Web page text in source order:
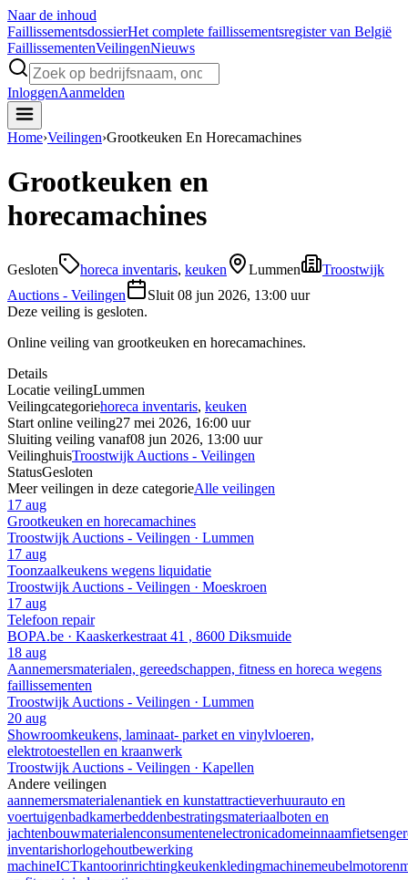
Naar de inhoud
FaillissementsdossierHet complete faillissementsregister van België
FaillissementenVeilingenNieuws
InloggenAanmelden
Home›Veilingen›Grootkeuken En Horecamachines
Grootkeuken en
horecamachines
Gesloten horeca inventaris, keuken Lummen
Troostwijk
Auctions - Veilingen
Sluit 08 jun 2026, 13:00 uur
Deze veiling is gesloten.
Online veiling van grootkeuken en horecamachines.
Details
Locatie veilingLummen
Veilingcategoriehoreca inventaris, keuken
Start online veiling27 mei 2026, 16:00 uur
Sluiting veiling vanaf08 jun 2026, 13:00 uur
VeilinghuisTroostwijk Auctions - Veilingen
StatusGesloten
Meer veilingen in deze categorieAlle veilingen
17 aug
Grootkeuken en horecamachines
Troostwijk Auctions - Veilingen · Lummen
17 aug
Toonzaalkeukens wegens liquidatie
Troostwijk Auctions - Veilingen · Moeskroen
17 aug
Telefoon repair
BOPA.be · Kaaskerkestraat 41 , 8600 Diksmuide
18 aug
Aannemersmaterialen, gereedschappen, fitness en horeca wegens
faillissementen
Troostwijk Auctions - Veilingen · Lummen
20 aug
Showroomkeukens, laminaat- parket en vinylvloeren,
elektrotoestellen en kraanwerk
Troostwijk Auctions - Veilingen · Kapellen
Andere veilingen
aannemersmaterialenantiek en kunstattractieverhuurauto en
voertuigenbadkamerbeddenbestratingsmateriaalboten en
jachtenbouwmaterialenconsumentenelectronicadomeinnaamfietsen
inventarishorlogehoutbewerking
machineICTkantoorinrichtingkeukenkledingmachinemeubelmotoren